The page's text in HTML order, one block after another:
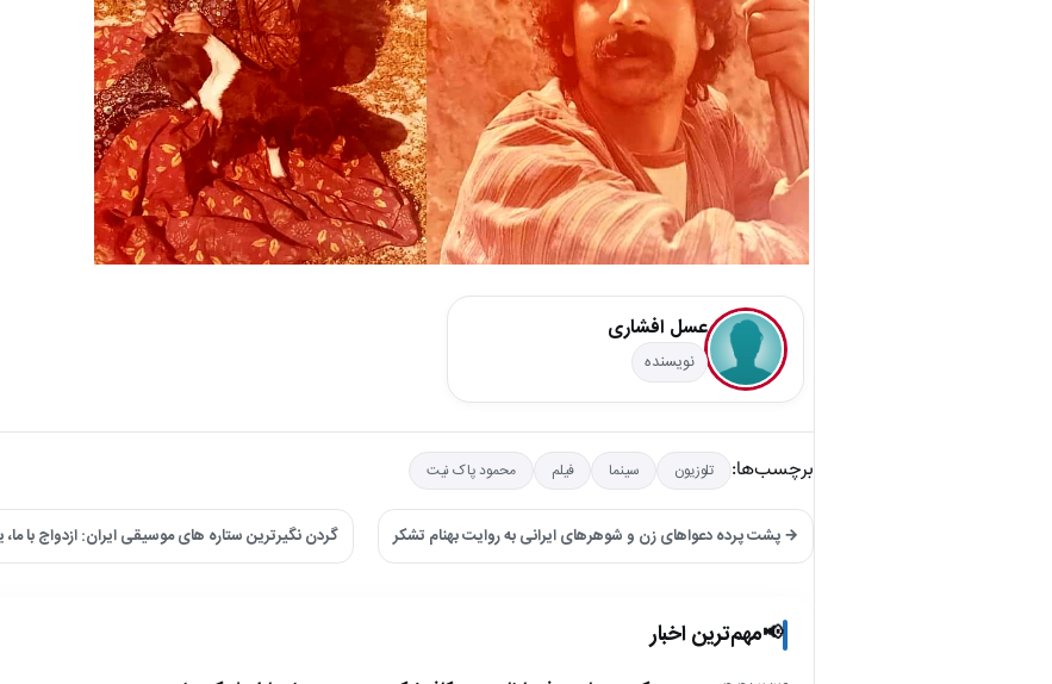
عسل افشاری
نویسنده
برچسب‌ها: تلوزیون سینما فیلم محمود پاک نیت
→ پشت پرده دعواهای زن و شوهرهای ایرانی به روایت بهنام تشکر گردن نگیرترین ستاره های موسیقی ایران: ازدواج با
📢مهم‌ترین اخبار